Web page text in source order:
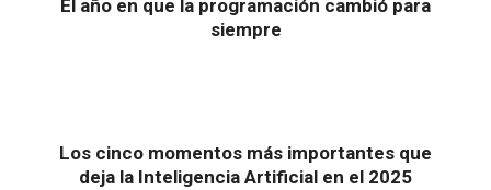
El año en que la programación cambió para
siempre
Los cinco momentos más importantes que
deja la Inteligencia Artificial en el 2025